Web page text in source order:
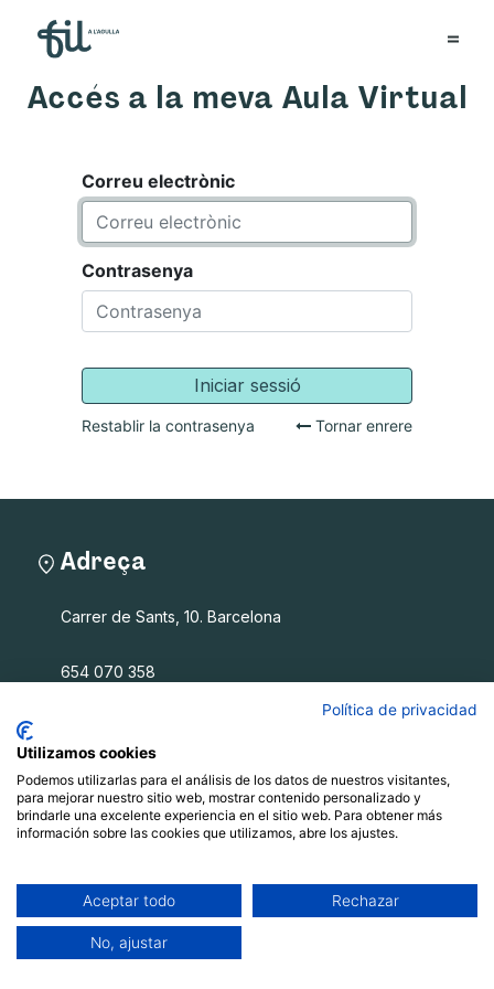
Accés a la meva Aula Virtual
Correu electrònic
Contrasenya
Iniciar sessió
Restablir la contrasenya Tornar enrere
Adreça
Carrer de Sants, 10. Barcelona
654 070 358
Fil a l'agulla SCCL
Què oferim
Blog
Recursos
Contacte
Política de privacidad
Utilizamos cookies
Podemos utilizarlas para el análisis de los datos de nuestros visitantes,
para mejorar nuestro sitio web, mostrar contenido personalizado y
brindarle una excelente experiencia en el sitio web. Para obtener más
información sobre las cookies que utilizamos, abre los ajustes.
Aceptar todo Rechazar
No, ajustar